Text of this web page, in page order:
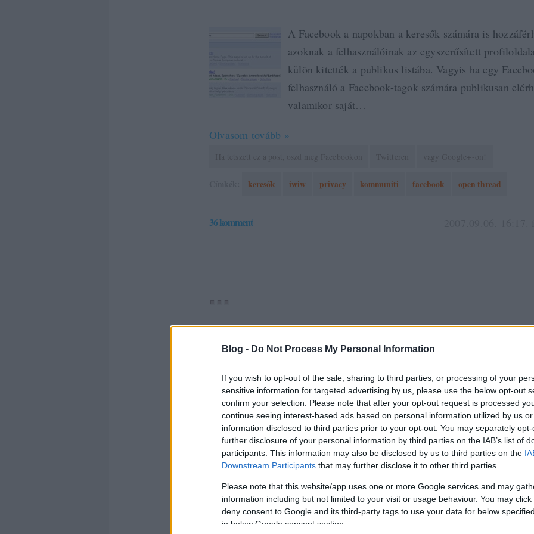
Blog - Do Not Process My Personal Information
If you wish to opt-out of the sale, sharing to third parties, or processing of your
sensitive information for targeted advertising by us, please use the below opt-out
confirm your selection. Please note that after your opt-out request is processed
continue seeing interest-based ads based on personal information utilized by us
information disclosed to third parties prior to your opt-out. You may separately
further disclosure of your personal information by third parties on the IAB’s list of
participants. This information may also be disclosed by us to third parties on the
Downstream Participants that may further disclose it to other third parties.
Please note that this website/app uses one or more Google services and may
information including but not limited to your visit or usage behaviour. You may
deny consent to Google and its third-party tags to use your data for below
in below Google consent section.
A Facebook a napokban a keresők számára is
azoknak a felhasználóinak az egyszerűsített
külön kitették a publikus listába. Vagyis ha egy
felhasználó a Facebook-tagok számára publikusan
valamikor saját…
Olvasom tovább »
keresők iwiw privacy kommuniti facebook open thread
36komment
SZEMÉLYRE SZABHATÓ
EMOTIKONOKAT MINDEN
INSTANT
A múltkori toivós post, meg a mostani olvasó által
(transzilvanikon) kapcsán jutott eszembe, hogy tök jó
instant üzenetküldőkben a felhasználók tudnák
emotikonokat. És a saját ikonszettjeiket megoszthatnák
ismerőseikkel, hogy ők is…